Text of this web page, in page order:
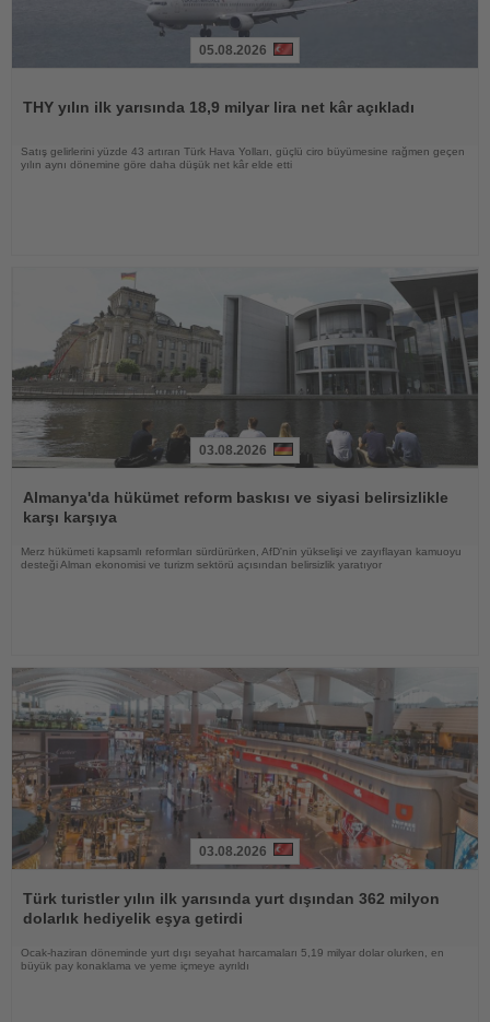
05.08.2026
THY yılın ilk yarısında 18,9 milyar lira net kâr açıkladı
Satış gelirlerini yüzde 43 artıran Türk Hava Yolları, güçlü ciro büyümesine rağmen geçen
yılın aynı dönemine göre daha düşük net kâr elde etti
Oku
03.08.2026
Almanya'da hükümet reform baskısı ve siyasi belirsizlikle
karşı karşıya
Merz hükümeti kapsamlı reformları sürdürürken, AfD'nin yükselişi ve zayıflayan kamuoyu
desteği Alman ekonomisi ve turizm sektörü açısından belirsizlik yaratıyor
Oku
03.08.2026
Türk turistler yılın ilk yarısında yurt dışından 362 milyon
dolarlık hediyelik eşya getirdi
Ocak-haziran döneminde yurt dışı seyahat harcamaları 5,19 milyar dolar olurken, en
büyük pay konaklama ve yeme içmeye ayrıldı